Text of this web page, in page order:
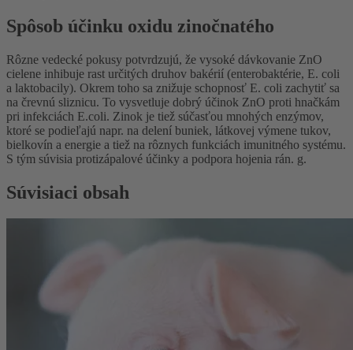
Spôsob účinku oxidu zinočnatého
Rôzne vedecké pokusy potvrdzujú, že vysoké dávkovanie ZnO
cielene inhibuje rast určitých druhov bakérií (enterobaktérie, E. coli
a laktobacily). Okrem toho sa znižuje schopnosť E. coli zachytiť sa
na črevnú sliznicu. To vysvetluje dobrý účinok ZnO proti hnačkám
pri infekciách E.coli. Zinok je tiež súčasťou mnohých enzýmov,
ktoré se podieľajú napr. na delení buniek, látkovej výmene tukov,
bielkovín a energie a tiež na rôznych funkciách imunitného systému.
S tým súvisia protizápalové účinky a podpora hojenia rán. g.
Súvisiaci obsah